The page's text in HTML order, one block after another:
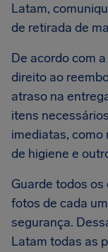
Latam,
de retirada de
De acordo com
direito ao
atraso na
itens
imediatas, como
de higiene e
Guarde todos
fotos de cada
segurança.
Latam todas as